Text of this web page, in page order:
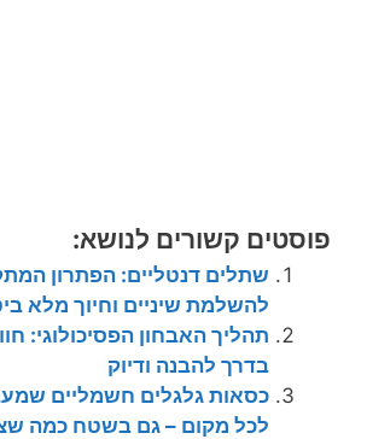
פוסטים קשורים לנושא:
שתלים דנטליים: הפתרון
להשלמת שיניים וחיוך מלא
תהליך האבחון הפסיכולוגי:
בדרך להבנה ודיוק
כסאות גלגלים חשמליים
לכל מקום – גם בשטח כמה